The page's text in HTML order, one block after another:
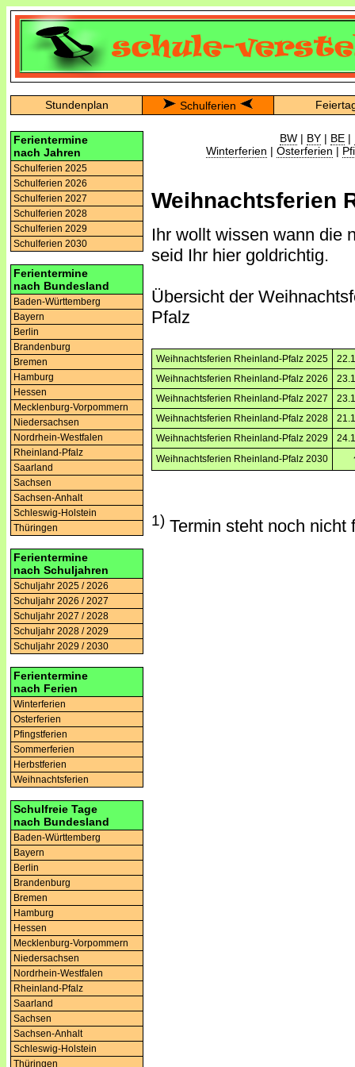
Stundenplan Schulferien
Ferientermine
nach Jahren
Schulferien 2025
Schulferien 2026
Schulferien 2027
Schulferien 2028
Schulferien 2029
Schulferien 2030
Ferientermine
nach Bundesland
Baden-Württemberg
Bayern
Berlin
Brandenburg
Bremen
Hamburg
Hessen
Mecklenburg-Vorpommern
Niedersachsen
Nordrhein-Westfalen
Rheinland-Pfalz
Saarland
Sachsen
Sachsen-Anhalt
Schleswig-Holstein
Thüringen
Ferientermine
nach Schuljahren
Schuljahr 2025 / 2026
Schuljahr 2026 / 2027
Schuljahr 2027 / 2028
Schuljahr 2028 / 2029
Schuljahr 2029 / 2030
Ferientermine
nach Ferien
Winterferien
Osterferien
Pfingstferien
Sommerferien
Herbstferien
Weihnachtsferien
Schulfreie Tage
nach Bundesland
Baden-Württemberg
Bayern
Berlin
Brandenburg
Bremen
Hamburg
Hessen
Mecklenburg-Vorpommern
Niedersachsen
Nordrhein-Westfalen
Rheinland-Pfalz
Saarland
Sachsen
Sachsen-Anhalt
Schleswig-Holstein
Thüringen
BW | BY | BE |
Winterferien | Osterferien |
Weihnachtsferien
Ihr wollt wissen wann die
seid Ihr hier goldrichtig.
Übersicht der
Pfalz
Weihnachtsferien Rheinland-Pfalz 2025
Weihnachtsferien Rheinland-Pfalz 2026
Weihnachtsferien Rheinland-Pfalz 2027
Weihnachtsferien Rheinland-Pfalz 2028
Weihnachtsferien Rheinland-Pfalz 2029
Weihnachtsferien Rheinland-Pfalz 2030
1) Termin steht noch nicht